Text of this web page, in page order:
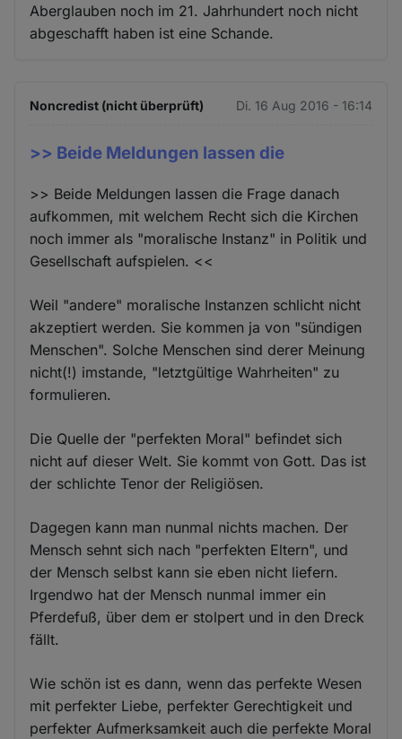
Aberglauben noch im 21. Jahrhundert noch nicht
abgeschafft haben ist eine Schande.
Noncredist (nicht überprüft) Di. 16 Aug 2016 - 16:14
>> Beide Meldungen lassen die
>> Beide Meldungen lassen die Frage danach
aufkommen, mit welchem Recht sich die Kirchen
noch immer als "moralische Instanz" in Politik und
Gesellschaft aufspielen. <<
Weil "andere" moralische Instanzen schlicht nicht
akzeptiert werden. Sie kommen ja von "sündigen
Menschen". Solche Menschen sind derer Meinung
nicht(!) imstande, "letztgültige Wahrheiten" zu
formulieren.
Die Quelle der "perfekten Moral" befindet sich
nicht auf dieser Welt. Sie kommt von Gott. Das ist
der schlichte Tenor der Religiösen.
Dagegen kann man nunmal nichts machen. Der
Mensch sehnt sich nach "perfekten Eltern", und
der Mensch selbst kann sie eben nicht liefern.
Irgendwo hat der Mensch nunmal immer ein
Pferdefuß, über dem er stolpert und in den Dreck
fällt.
Wie schön ist es dann, wenn das perfekte Wesen
mit perfekter Liebe, perfekter Gerechtigkeit und
perfekter Aufmerksamkeit auch die perfekte Moral